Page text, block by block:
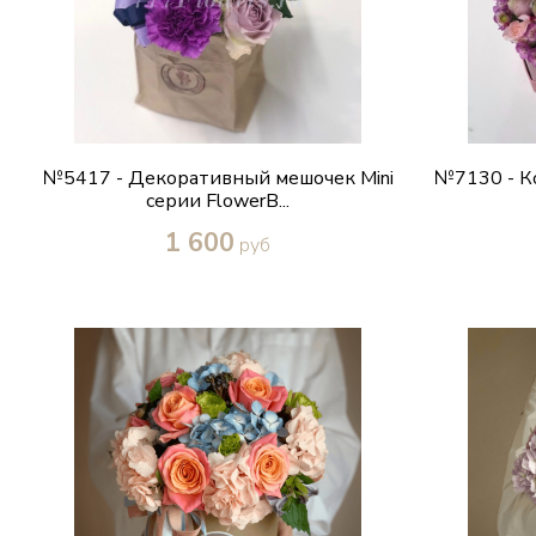
№5417 - Декоративный мешочек Mini
серии FlowerB...
1 600 руб
№7130 -